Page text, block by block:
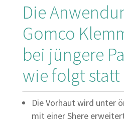
Die
Gomco
bei jüngere
wie folgt statt
Die Vorhaut wird unter
mit einer Shere